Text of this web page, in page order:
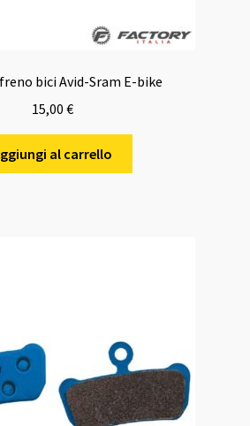
bici Avid-Sram E-bike
15,00 €
al carrello